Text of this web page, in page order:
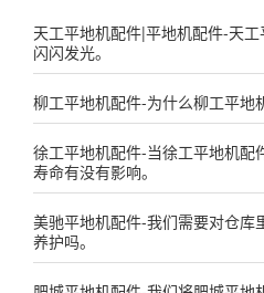
天工平地机配件|平地机配件-天
闪闪发光。
柳工平地机配件-为什么柳工平地
徐工平地机配件-当徐工平地机配
寿命有没有影响。
美驰平地机配件-我们需要对仓库
养护吗。